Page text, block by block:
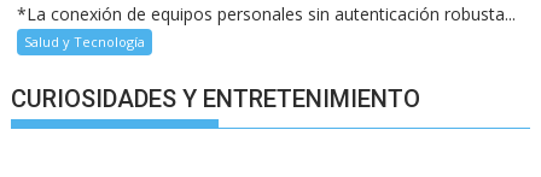
*La conexión de equipos personales sin autenticación robusta...
Salud y Tecnología
CURIOSIDADES Y ENTRETENIMIENTO